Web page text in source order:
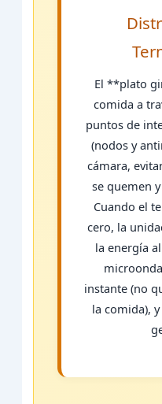
El **plato
comida a
puntos de
(nodos y
cámara,
se quemen
Cuando el
cero, la
la energía
instante (no
la comida),